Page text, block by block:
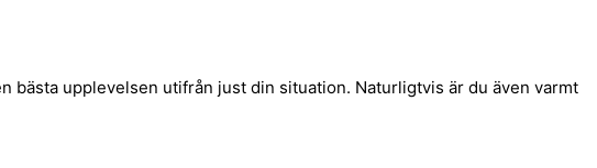
bästa upplevelsen utifrån just din situation. Naturligtvis är du även varmt